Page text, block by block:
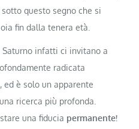
questo segno che si
fin dalla tenera età.
Saturno infatti ci invitano a
radicata
ed è solo un apparente
ricerca più profonda.
una fiducia permanente!